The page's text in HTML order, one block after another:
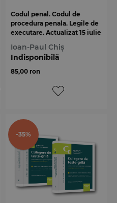
Codul penal. Codul de
procedura penala. Legile de
executare. Actualizat 15 iulie
Ioan-Paul Chiș
Indisponibilă
85,00 ron
-35%